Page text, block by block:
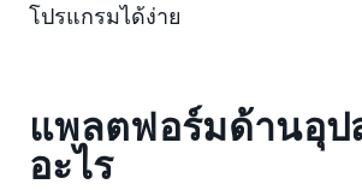
โปรแกรมได้ง่าย
แพลตฟอร์มด้านอุป
อะไร